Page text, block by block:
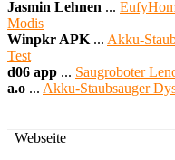
Jasmin Lehnen ...
Modis
Winpkr APK ... Akku-
Test
d06 app ... Saugroboter
a.o ... Akku-Staubsauger
Webseite